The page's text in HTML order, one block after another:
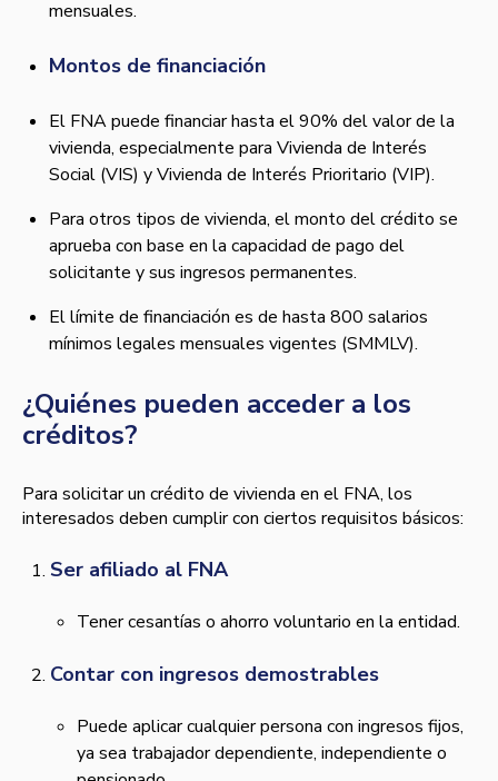
mensuales.
Montos de financiación
El FNA puede financiar hasta el 90% del valor de la
vivienda, especialmente para Vivienda de Interés
Social (VIS) y Vivienda de Interés Prioritario (VIP).
Para otros tipos de vivienda, el monto del crédito se
aprueba con base en la capacidad de pago del
solicitante y sus ingresos permanentes.
El límite de financiación es de hasta 800 salarios
mínimos legales mensuales vigentes (SMMLV).
¿Quiénes pueden acceder a los
créditos?
Para solicitar un crédito de vivienda en el FNA, los
interesados deben cumplir con ciertos requisitos básicos:
Ser afiliado al FNA
Tener cesantías o ahorro voluntario en la entidad.
Contar con ingresos demostrables
Puede aplicar cualquier persona con ingresos fijos,
ya sea trabajador dependiente, independiente o